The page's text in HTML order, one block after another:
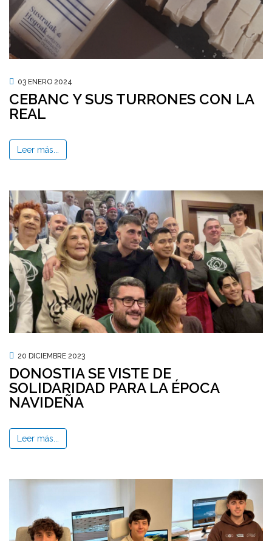
03 ENERO 2024
CEBANC Y SUS TURRONES CON LA
REAL
Leer más...
20 DICIEMBRE 2023
DONOSTIA SE VISTE DE
SOLIDARIDAD PARA LA ÉPOCA
NAVIDEÑA
Leer más...